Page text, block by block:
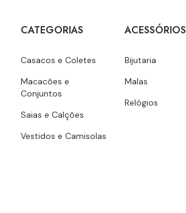
CATEGORIAS
Casacos e Coletes
Macacões e
Conjuntos
Saias e Calções
Vestidos e Camisolas
ACESSÓRIOS
Bijutaria
Malas
Relógios